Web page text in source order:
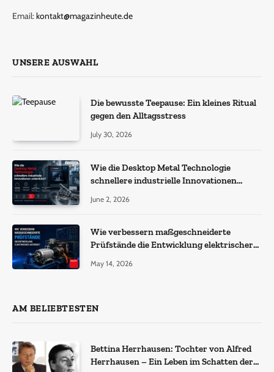
Email: kontakt@magazinheute.de
UNSERE AUSWAHL
Die bewusste Teepause: Ein kleines Ritual
gegen den Alltagsstress
July 30, 2026
Wie die Desktop Metal Technologie
schnellere industrielle Innovationen
June 2, 2026
Wie verbessern maßgeschneiderte
Prüfstände die Entwicklung elektrischer
May 14, 2026
AM BELIEBTESTEN
Bettina Herrhausen: Tochter von Alfred
Herrhausen – Ein Leben im Schatten der